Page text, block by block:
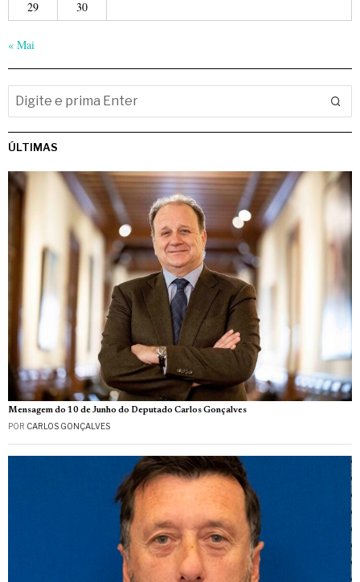
29
30
« Mai
ÚLTIMAS
Mensagem do 10 de Junho do Deputado Carlos Gonçalves
POR CARLOS GONÇALVES